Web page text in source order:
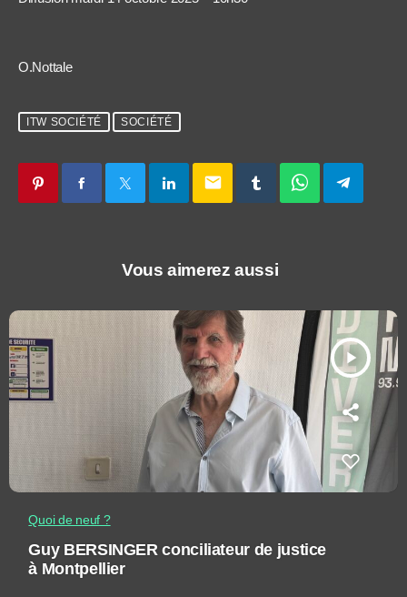
O.Nottale
ITW SOCIÉTÉ SOCIÉTÉ
email
Vous aimerez aussi
play_arrow
Quoi de neuf ?
Guy BERSINGER conciliateur de justice
à Montpellier